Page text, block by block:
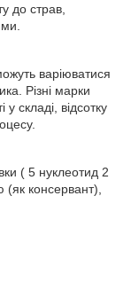
до страв,
варіюватися
Різні марки
складі, відсотку
( 5 нуклеотид 2
консервант),